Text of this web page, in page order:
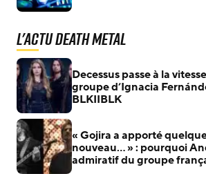
L'actu Death Metal
Decessus passe à la
groupe d’Ignacia
BLKIIBLK
« Gojira a apporté
nouveau… » : pourquoi
admiratif du groupe